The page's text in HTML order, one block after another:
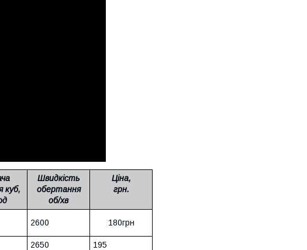
куб,
Швидкість
обертання
об/хв
Ціна,
грн.
2600 180грн
2650
195